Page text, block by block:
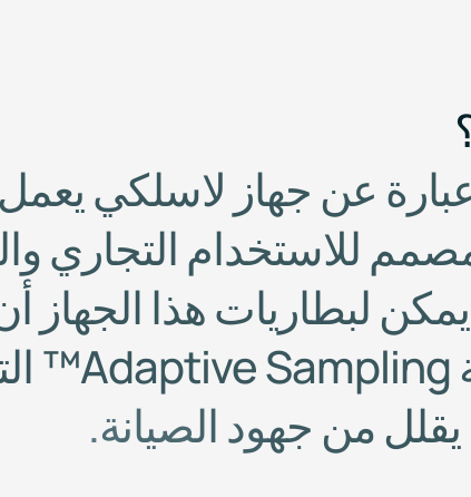
بار ة عن جهاز لسلكي يعم
صمم للستخدام التجار يوا
يمكن لبطار ياتهذا الجهاز أ
AdaptiveSampling
™ ال
يقللمن جهود الصيانة.